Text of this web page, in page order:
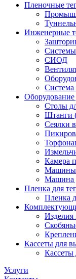
Пленочные
Инженерные
СИОД
Оборудование
Столы
Штанги
Сеялки
Камера
Машины
Машина
Пленка для
Пленка
Изделия
Кассеты для
Кассеты
Услуги